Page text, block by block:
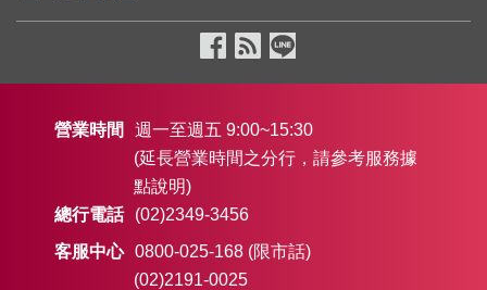
營業時間
週一至週五 9:00~15:30
(延長營業時間之分行，請參考服務據
點說明)
總行電話
(02)2349-3456
客服中心 0800-025-168 (限市話)
(02)2191-0025